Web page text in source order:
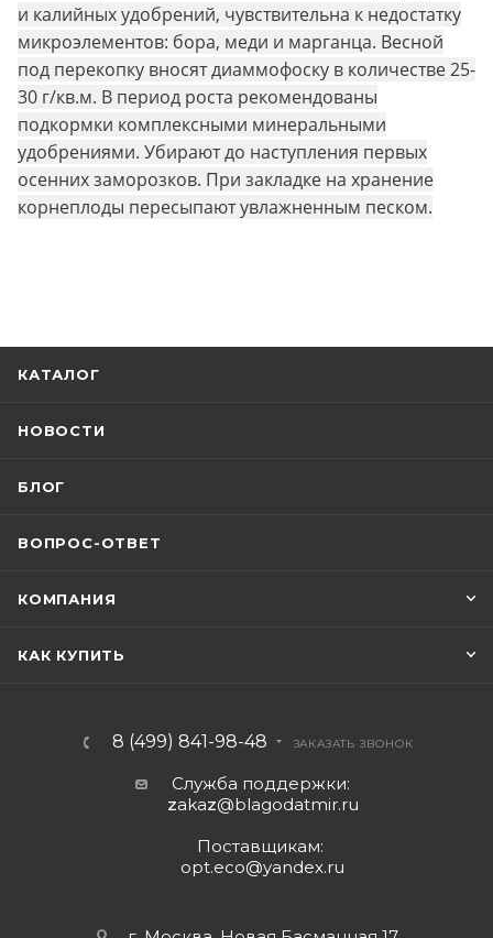
и калийных удобрений, чувствительна к недостатку
микроэлементов: бора, меди и марганца. Весной
под перекопку вносят диаммофоску в количестве 25-
30 г/кв.м. В период роста рекомендованы
подкормки комплексными минеральными
удобрениями. Убирают до наступления первых
осенних заморозков. При закладке на хранение
корнеплоды пересыпают увлажненным песком.
КАТАЛОГ
НОВОСТИ
БЛОГ
ВОПРОС-ОТВЕТ
КОМПАНИЯ
КАК КУПИТЬ
8 (499) 841-98-48 ЗАКАЗАТЬ ЗВОНОК
Служба поддержки:
zakaz@blagodatmir.ru
Поставщикам:
opt.eco@yandex.ru